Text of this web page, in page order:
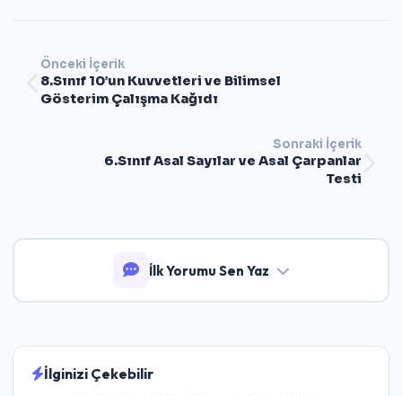
Önceki İçerik
8.Sınıf 10’un Kuvvetleri ve Bilimsel
Gösterim Çalışma Kağıdı
Sonraki İçerik
6.Sınıf Asal Sayılar ve Asal Çarpanlar
Testi
İlk Yorumu Sen Yaz
İlginizi Çekebilir